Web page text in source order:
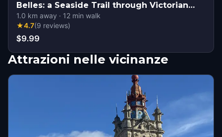
Belles: a Seaside Trail through Victorian
Margate
1.0 km away · 12 min walk
★4.7(9 reviews)
$9.99
Attrazioni nelle vicinanze